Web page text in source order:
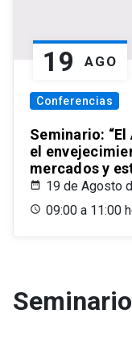
19 AGO
Conferencias
Seminario:
el
mercados y
19 de Agosto
09:00 a 11:00